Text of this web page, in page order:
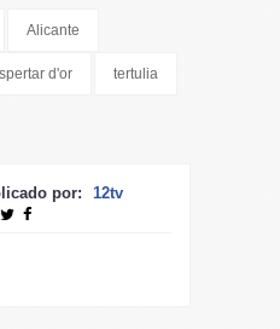
Alicante
d'or tertulia
por: 12tv